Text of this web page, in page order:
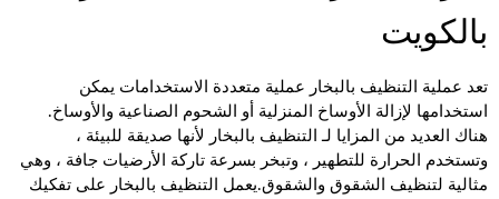
بالكويت
تعد عملية التنظيف بالبخار عملية متعددة الاستخدامات يمكن
استخدامها لإزالة الأوساخ المنزلية أو الشحوم الصناعية والأوساخ.
هناك العديد من المزايا لـ التنظيف بالبخار
لأنها صديقة للبيئة ،
وتستخدم الحرارة للتطهير ، وتبخر بسرعة تاركة الأرضيات جافة ، وهي
مثالية لتنظيف الشقوق والشقوق.يعمل
التنظيف بالبخار على تفكيك